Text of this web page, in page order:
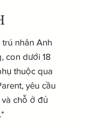
nhân Anh
con dưới 18
thuộc qua
yêu cầu
chỗ ở đủ